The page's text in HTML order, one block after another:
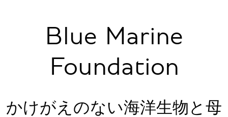
Blue Marine
Foundation
かけがえのない海洋生物と母